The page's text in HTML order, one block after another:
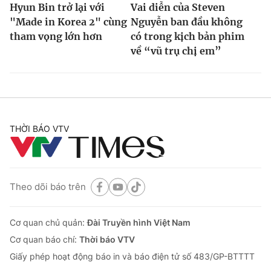
Hyun Bin trở lại với
"Made in Korea 2" cùng
tham vọng lớn hơn
Vai diễn của Steven
Nguyễn ban đầu không
có trong kịch bản phim
về “vũ trụ chị em”
THỜI BÁO VTV
Theo dõi báo trên
Cơ quan chủ quản:Đài Truyền hình Việt Nam
Cơ quan báo chí: Thời báo VTV
Giấy phép hoạt động báo in và báo điện tử số 483/GP-BTTTT